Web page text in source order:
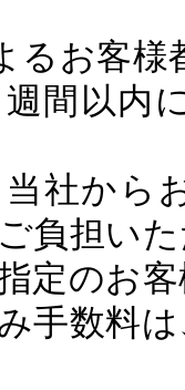
るお客
週間以
当社か
負担い
定のお
手数料